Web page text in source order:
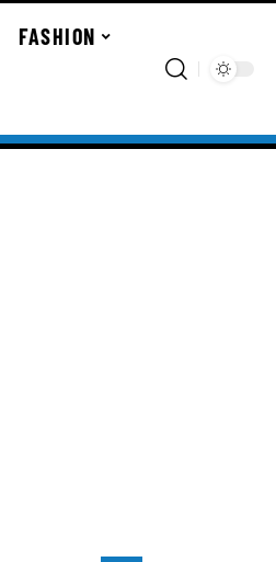
FASHION